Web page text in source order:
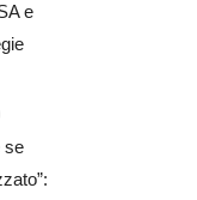
e
se